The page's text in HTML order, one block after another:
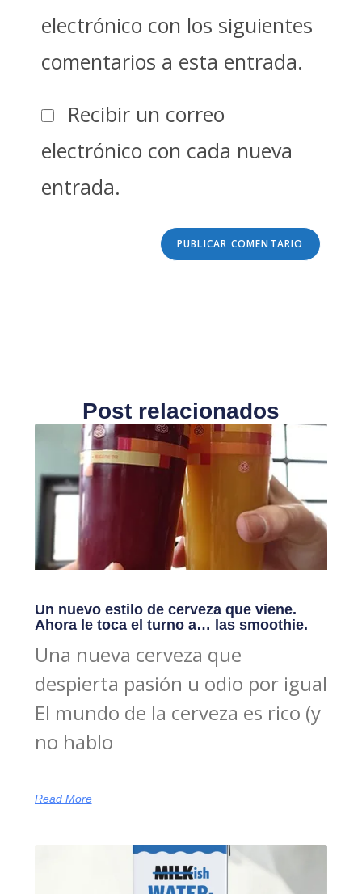
electrónico con los siguientes
comentarios a esta entrada.
Recibir un correo
electrónico con cada nueva
entrada.
Post relacionados
Un nuevo estilo de cerveza que viene.
Ahora le toca el turno a… las smoothie.
Una nueva cerveza que
despierta pasión u odio por igual
El mundo de la cerveza es rico (y
no hablo
Read More